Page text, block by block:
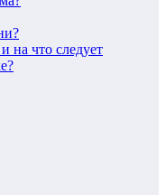
на что следует